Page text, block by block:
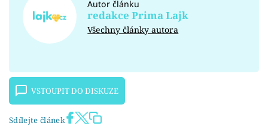
Autor článku
redakce Prima Lajk
Všechny články autora
VSTOUPIT DO DISKUZE
Sdílejte článek